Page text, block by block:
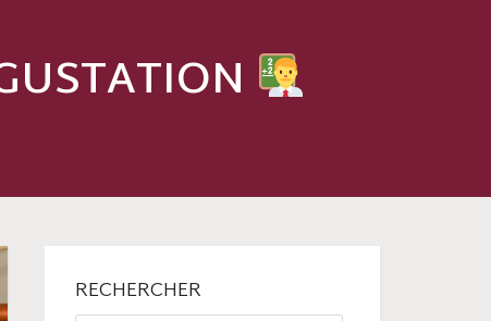
RECHERCHER